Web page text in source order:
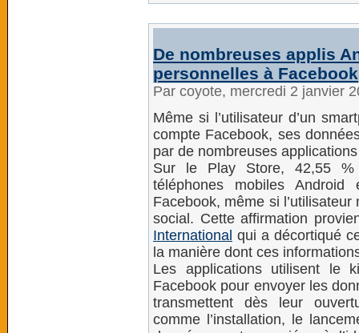
De nombreuses applis
personnelles à Facebook
Par coyote, mercredi 2 janvier
Même si l’utilisateur d’un
compte Facebook, ses
par de nombreuses
Sur le Play Store, 42,55 %
téléphones mobiles
Facebook, même si
social. Cette affirmation
International qui a décortiqué
la manière dont ces
Les applications utilisent le
Facebook pour envoyer les
transmettent dès leur
comme l’installation, le